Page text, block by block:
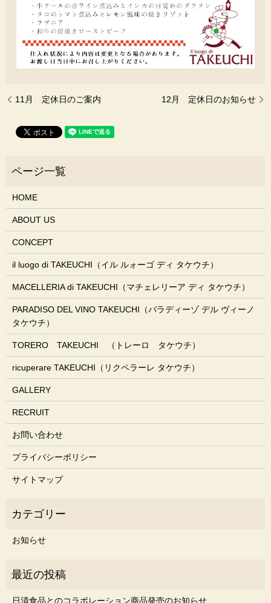
11月 定休日のご案内 12月 定休日のお知らせ
HOME
ABOUT US
CONCEPT
il luogo di TAKEUCHI（イル ルォーゴ ディ タケウチ）
MACELLERIA di TAKEUCHI（マチェレリーア ディ タケウチ）
PARADISO DEL VINO TAKEUCHI（パラディーゾ デル ヴィーノ
タケウチ）
TORERO TAKEUCHI （トレーロ タケウチ）
ricuperare TAKEUCHI（リクペラーレ タケウチ）
GALLERY
RECRUIT
お問い合わせ
プライバシーポリシー
サイトマップ
お知らせ
日清食品とのコラボレーション商品発売のお知らせ